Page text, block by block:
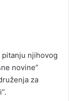
pitanju njihovog
novine”
za